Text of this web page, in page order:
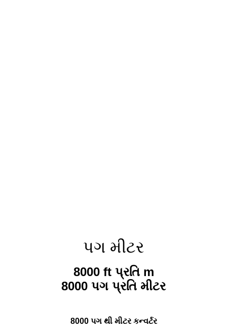
પગ મીટર
8000 ft પ્રતિ m
8000 પગ પ્રતિ મીટર
8000 પગ થી મીટર કન્વર્ટર